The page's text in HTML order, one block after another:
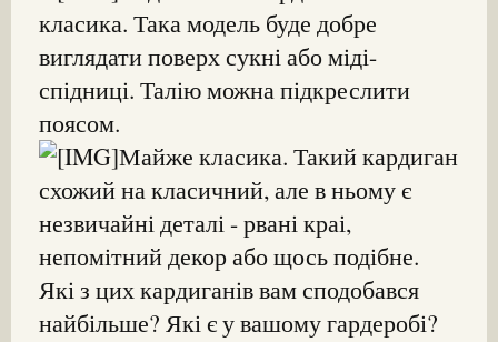
класика. Така модель буде добре
виглядати поверх сукні або міді-
спідниці. Талію можна підкреслити
поясом.
Майже класика. Такий кардиган
схожий на класичний, але в ньому є
незвичайні деталі - рвані краі,
непомітний декор або щось подібне.
Які з цих кардиганів вам сподобався
найбільше? Які є у вашому гардеробі?